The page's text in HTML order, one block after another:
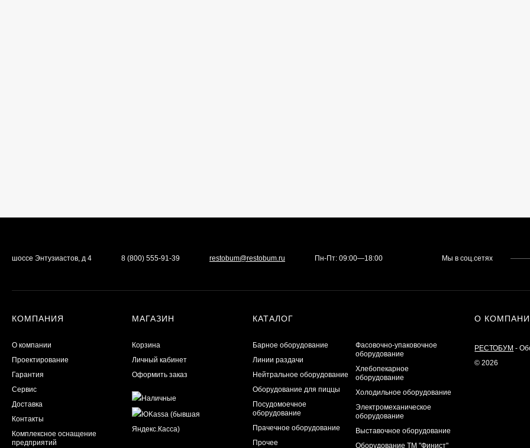
шоссе Энтузиастов, д 4 8 (800) 555-91-39 restobum@restobum.ru Пн-Пт: 09:00—18:00 Мы в соц.сетях
КОМПАНИЯ
О компании
Проектирование
Гарантия
Сервис
Доставка
Контакты
Комплексное оснащение
предприятий
МАГАЗИН
Корзина
Личный кабинет
Оформить заказ
КАТАЛОГ
Барное оборудование
Линии раздачи
Нейтральное оборудование
Оборудование для пиццы
Посудомоечное
оборудование
Прачечное оборудование
Прочее
Фасовочно-упаковочное
оборудование
Хлебопекарное
оборудование
Холодильное оборудование
Электромеханическое
оборудование
Выставочное оборудование
Оборудование ТМ "Финист"
О
РЕСТОБУМ -
© 2026